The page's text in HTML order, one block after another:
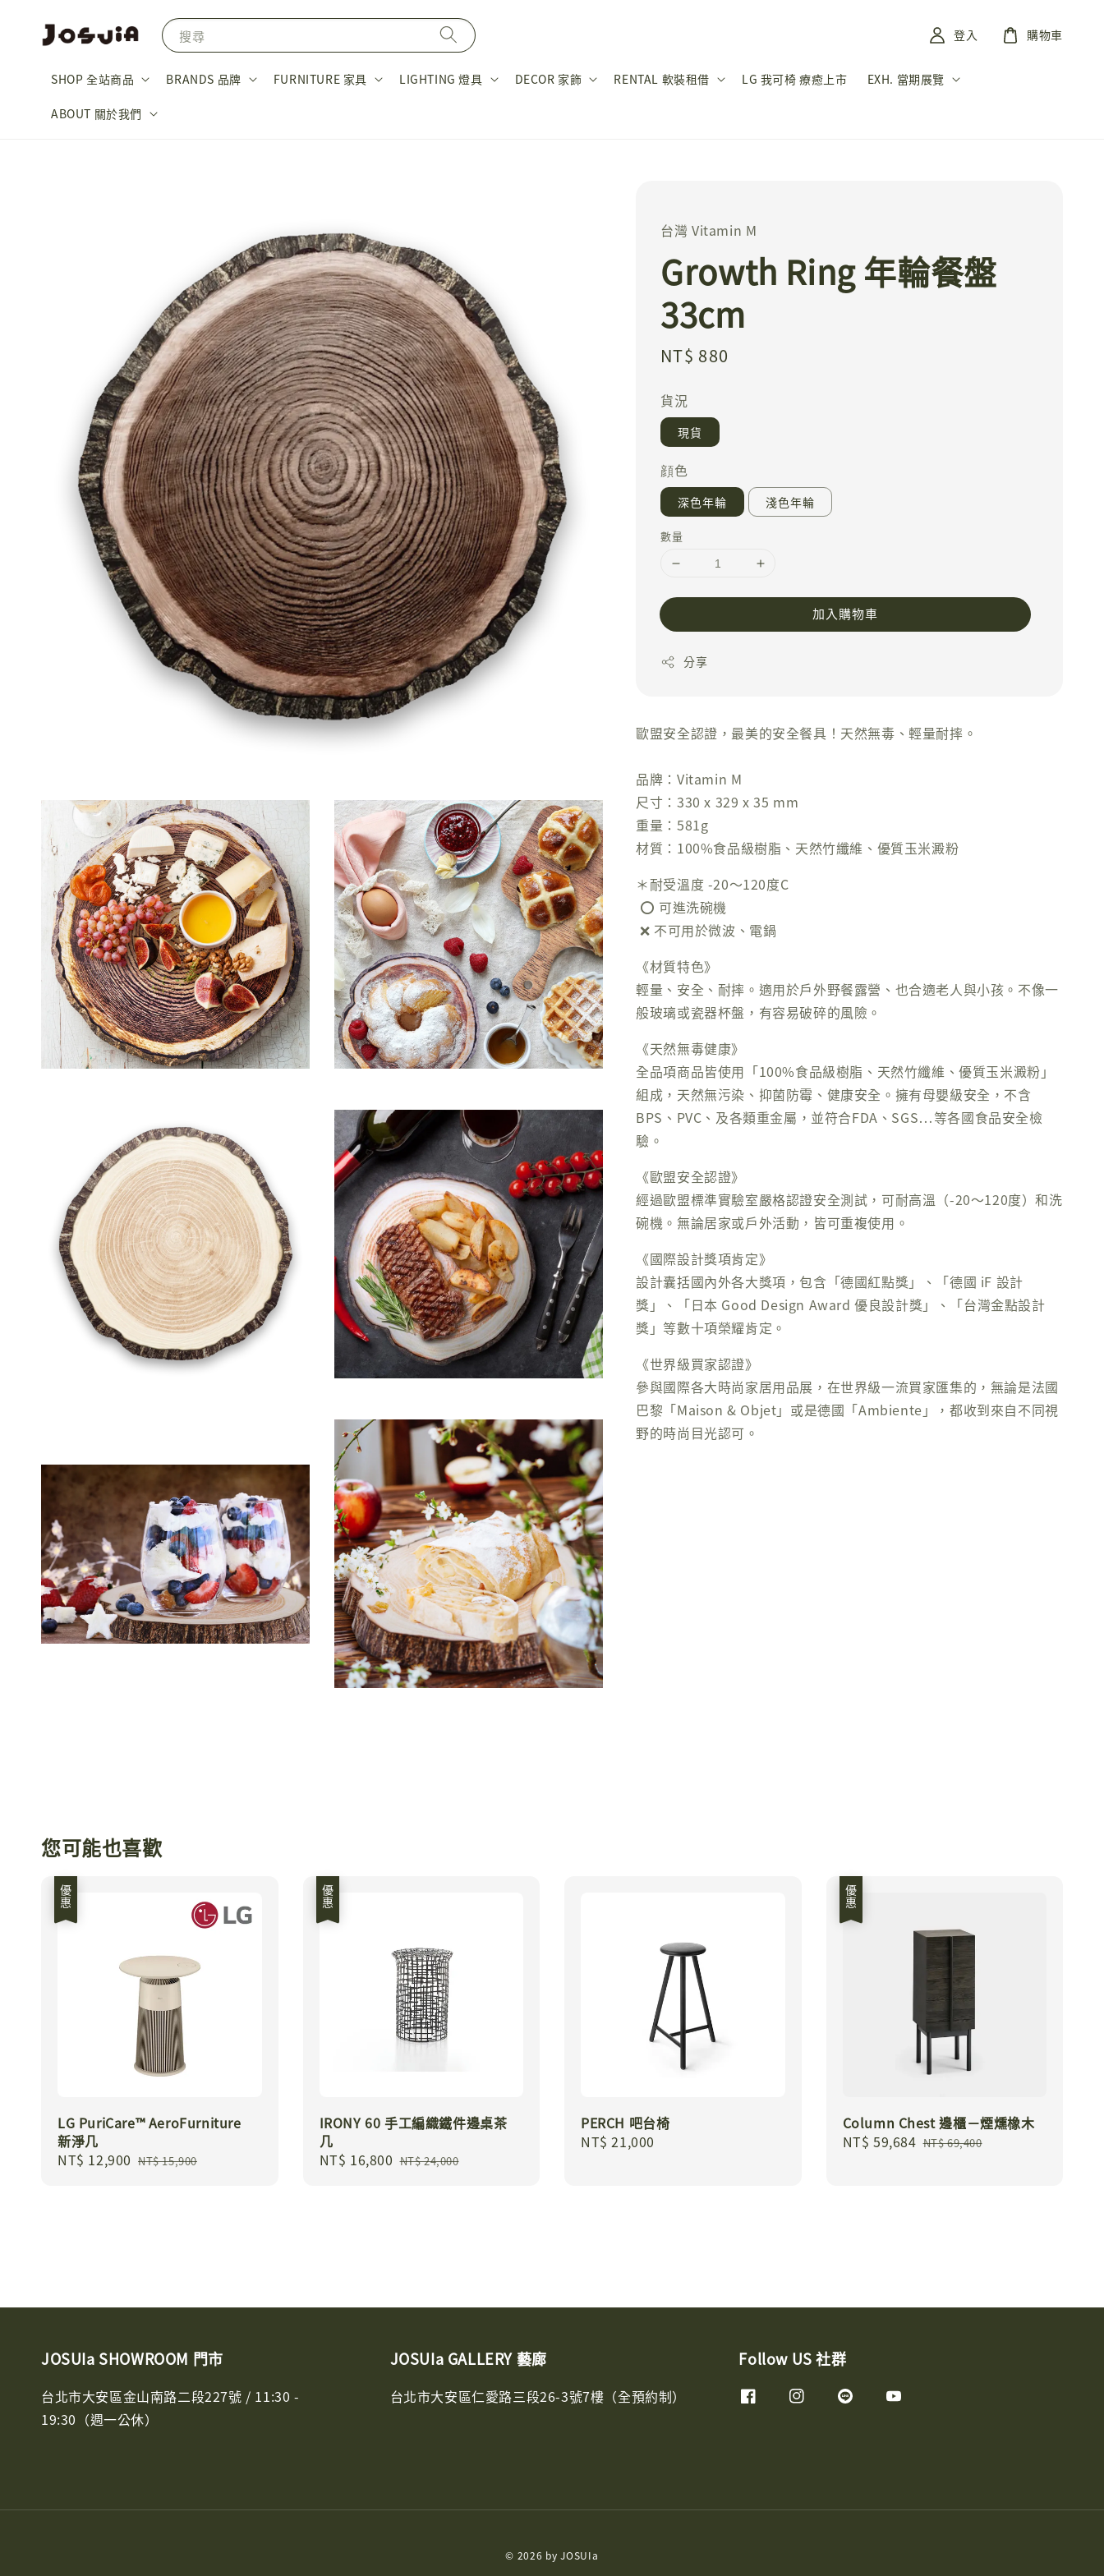
搜尋
SHOP 全站商品 BRANDS 品牌 FURNITURE 家具 LIGHTING 燈具 DECOR 家飾 RENTAL 軟裝租借 LG 我可椅 療癒上市 EXH. 當期展覽
ABOUT 關於我們
登入 購物車
台灣 Vitamin M
Growth Ring 年輪餐盤
33cm
Regular
NT$ 880
貨況
現貨
顔色
深色年輪 淺色年輪
數量
加入購物車
分享
歐盟安全認證，最美的安全餐具！天然無毒、輕量耐摔。
品牌：Vitamin M
尺寸：330 x 329 x 35 mm
重量：581g
材質：100%食品級樹脂、天然竹纖維、優質玉米澱粉
＊耐受溫度 -20～120度C
⭕️ 可進洗碗機
❌ 不可用於微波、電鍋
《材質特色》
輕量、安全、耐摔。適用於戶外野餐露營、也合適老人與小孩。不像一
般玻璃或瓷器杯盤，有容易破碎的風險。
《天然無毒健康》
全品項商品皆使用「100%食品級樹脂、天然竹纖維、優質玉米澱粉」
組成，天然無污染、抑菌防霉、健康安全。擁有母嬰級安全，不含
BPS、PVC、及各類重金屬，並符合FDA、SGS⋯等各國食品安全檢
驗。
《歐盟安全認證》
經過歐盟標準實驗室嚴格認證安全測試，可耐高溫（-20～120度）和洗
碗機。無論居家或戶外活動，皆可重複使用。
《國際設計獎項肯定》
設計囊括國內外各大獎項，包含「德國紅點獎」、「德國 iF 設計
獎」、「日本 Good Design Award 優良設計獎」、「台灣金點設計
獎」等數十項榮耀肯定。
《世界級買家認證》
參與國際各大時尚家居用品展，在世界級一流買家匯集的，無論是法國
巴黎「Maison & Objet」或是德國「Ambiente」，都收到來自不同視
野的時尚目光認可。
您可能也喜歡
優惠
LG PuriCare™ AeroFurniture
新淨几
Sale
NT$ 12,900 Regular
NT$ 15,900
優惠
IRONY 60 手工編織鐵件邊桌茶
几
Sale
NT$ 16,800 Regular
NT$ 24,000
PERCH 吧台椅
Regular
NT$ 21,000
優惠
Column Chest 邊櫃－煙燻橡木
Sale
NT$ 59,684 Regular
NT$ 69,400
JOSUIa SHOWROOM 門市
台北市大安區金山南路二段227號 / 11:30 -
19:30（週一公休）
JOSUIa GALLERY 藝廊
台北市大安區仁愛路三段26-3號7樓（全預約制）
Follow US 社群
© 2026 by JOSUIa